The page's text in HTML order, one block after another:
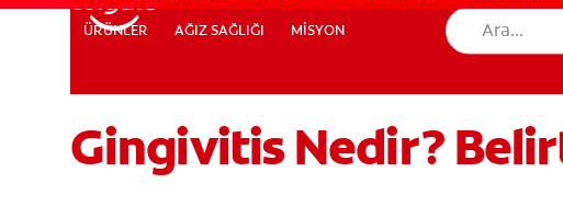
ÜRÜNLER AĞIZ SAĞLIĞI MİSYON
TR (TR) KAYIT OL
ÜRÜNLER AĞIZ SAĞLIĞI MİSYON
Gingivitis Nedir?